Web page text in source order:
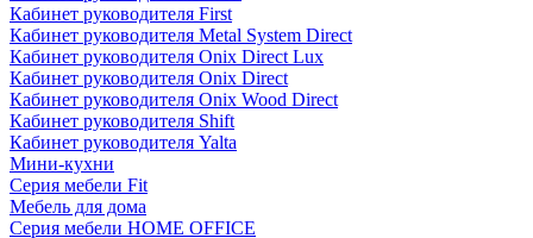
Кабинет руководителя First
Кабинет руководителя Metal System Direct
Кабинет руководителя Onix Direct Lux
Кабинет руководителя Onix Direct
Кабинет руководителя Onix Wood Direct
Кабинет руководителя Shift
Кабинет руководителя Yalta
Мини-кухни
Серия мебели Fit
Мебель для дома
Серия мебели HOME OFFICE